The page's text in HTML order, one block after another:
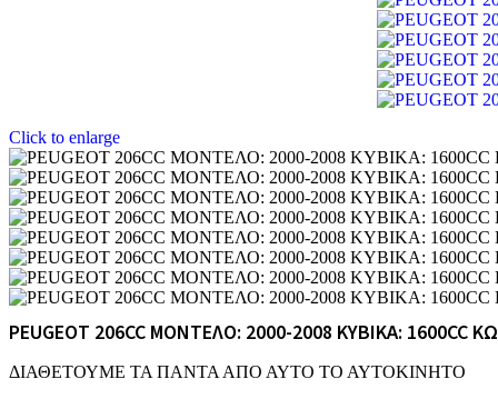
Click to enlarge
PEUGEOT 206CC ΜΟΝΤΕΛΟ: 2000-2008 ΚΥΒΙΚΑ: 1600CC
ΔΙΑΘΕΤΟΥΜΕ ΤΑ ΠΑΝΤΑ ΑΠΟ ΑΥΤΟ ΤΟ ΑΥΤΟΚΙΝΗΤΟ